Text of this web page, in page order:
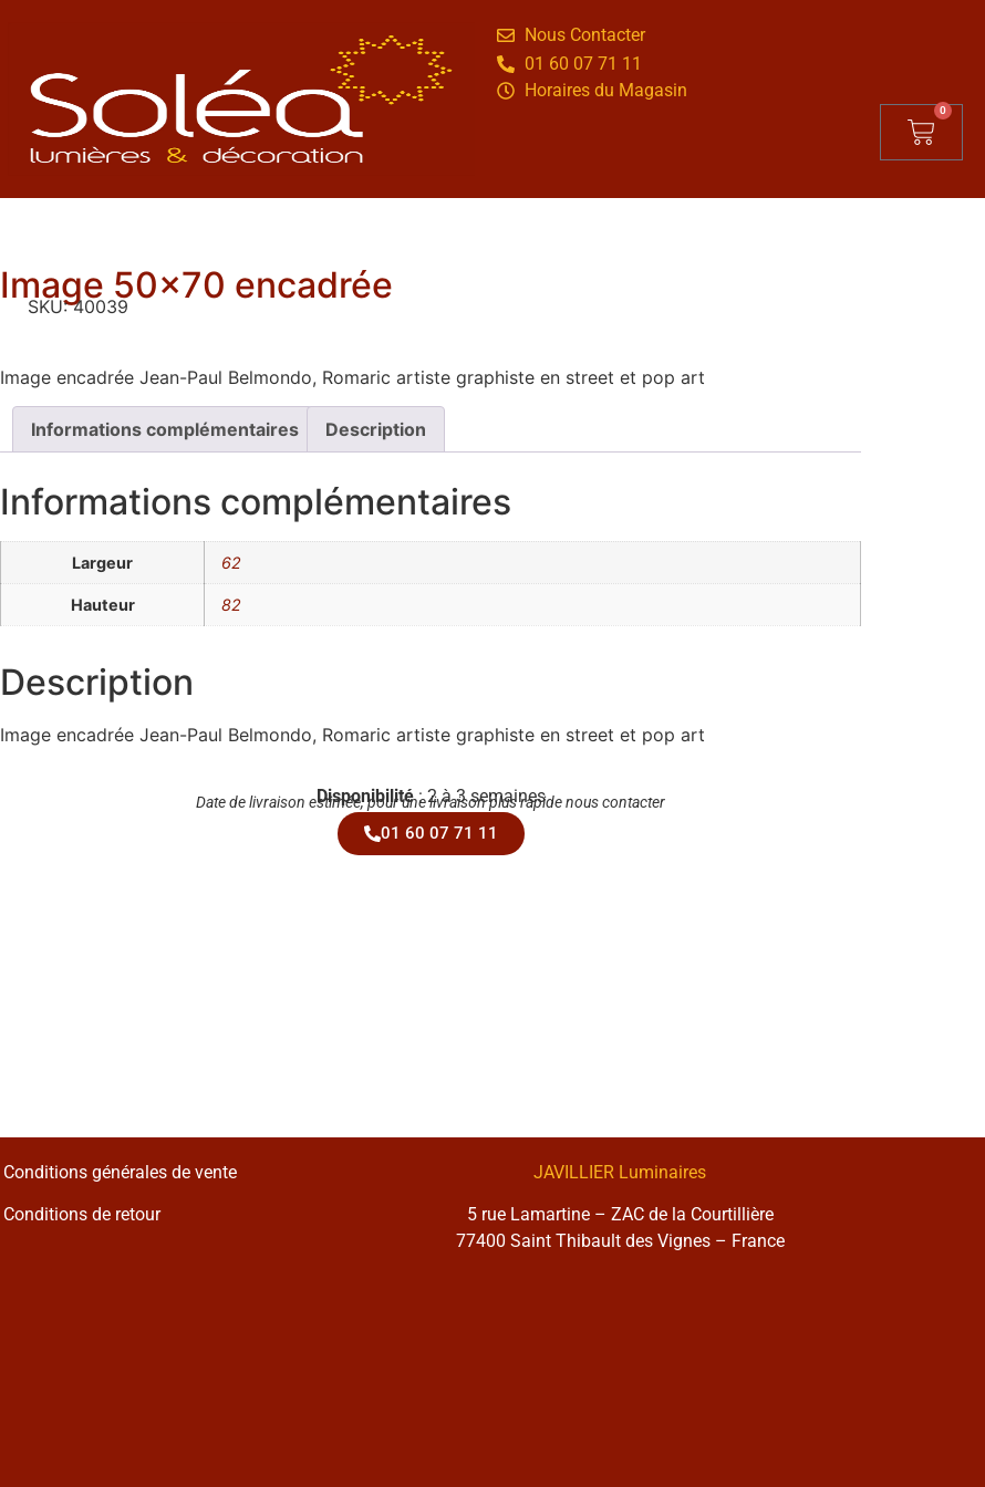
Nous Contacter
01 60 07 71 11
Horaires du Magasin
0
Image 50×70 encadrée
SKU: 40039
Image encadrée Jean-Paul Belmondo, Romaric artiste graphiste en street et pop art
Informations complémentaires Description
Informations complémentaires
Largeur 62
Hauteur 82
Description
Image encadrée Jean-Paul Belmondo, Romaric artiste graphiste en street et pop art
Disponibilité: 2 à 3 semaines
Date de livraison estimée, pour une livraison plus rapide nous contacter
01 60 07 71 11
Conditions générales de vente
Conditions de retour
JAVILLIER Luminaires
5 rue Lamartine – ZAC de la Courtillière
77400 Saint Thibault des Vignes – France